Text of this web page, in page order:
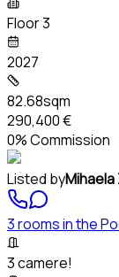
Floor 3
2027
82.68sqm
290,400 €
0% Commission
Listed byMihaela
3 rooms in the
3 camere!